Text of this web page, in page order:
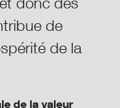
de
de la
de la valeur